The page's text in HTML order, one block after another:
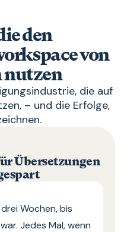
den
von
nutzen
die auf
– und die Erfolge,
Übersetzungen
Wochen, bis
Jedes Mal, wenn